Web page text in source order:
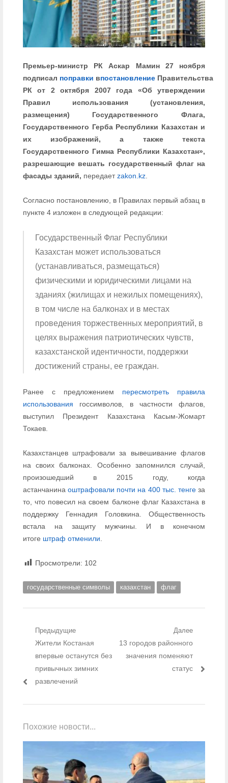
Премьер-министр РК Аскар Мамин 27 ноября
подписал поправки впостановлениеПравительства
РК от 2 октября 2007 года «Об утверждении
Правил использования (установления,
размещения) Государственного Флага,
Государственного Герба Республики Казахстан и
их изображений, а также текста
Государственного Гимна Республики Казахстан»,
разрешающие вешать государственный флаг на
фасады зданий, передаетzakon.kz.
Согласно постановлению, в Правилах первый абзац в
пункте 4 изложен в следующей редакции:
Государственный Флаг Республики
Казахстан может использоваться
(устанавливаться, размещаться)
физическими и юридическими лицами на
зданиях (жилищах и нежилых помещениях),
в том числе на балконах и в местах
проведения торжественных мероприятий, в
целях выражения патриотических чувств,
казахстанской идентичности, поддержки
достижений страны, ее граждан.
Ранее с предложением пересмотреть правила
использования госсимволов, в частности флагов,
выступил Президент Казахстана Касым-Жомарт
Токаев.
Казахстанцев штрафовали за вывешивание флагов
на своих балконах. Особенно запомнился случай,
произошедший в 2015 году, когда
астанчанина оштрафовали почти на 400 тыс. тенге за
то, что повесил на своем балконе флаг Казахстана в
поддержку Геннадия Головкина. Общественность
встала на защиту мужчины. И в конечном
итоге штраф отменили
Просмотрели: 102
государственные символы казахстан флаг
Навигация по записям
Предыдущие
Предыдущий пост:
Жители Костаная
впервые останутся без
привычных зимних
развлечений
Далее
Следующий пост:
13 городов районного
значения поменяют
статус
Похожие новости...